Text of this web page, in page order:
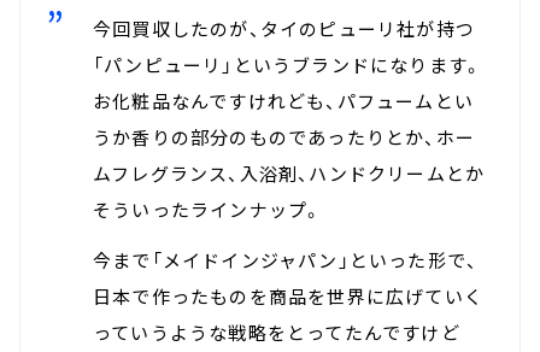
今回買収したのが、タイのピューリ社が持つ
「パンピューリ」というブランドになります。
お化粧品なんですけれども、パフュームとい
うか香りの部分のものであったりとか、ホー
ムフレグランス、入浴剤、ハンドクリームとか
そういったラインナップ。
今まで「メイドインジャパン」といった形で、
日本で作ったものを商品を世界に広げていく
っていうような戦略をとってたんですけど